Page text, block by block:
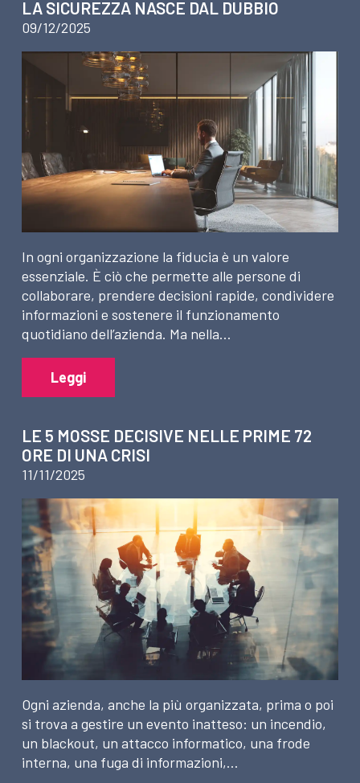
LA SICUREZZA NASCE DAL DUBBIO
09/12/2025
In ogni organizzazione la fiducia è un valore
essenziale. È ciò che permette alle persone di
collaborare, prendere decisioni rapide, condividere
informazioni e sostenere il funzionamento
quotidiano dell’azienda. Ma nella…
Leggi
LE 5 MOSSE DECISIVE NELLE PRIME 72
ORE DI UNA CRISI
11/11/2025
Ogni azienda, anche la più organizzata, prima o poi
si trova a gestire un evento inatteso: un incendio,
un blackout, un attacco informatico, una frode
interna, una fuga di informazioni,…